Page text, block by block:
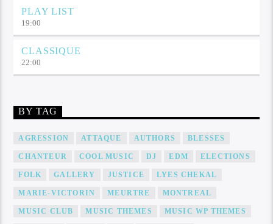
PLAY LIST
19:00
CLASSIQUE
22:00
BY TAG
AGRESSION ATTAQUE AUTHORS BLESSES
CHANTEUR COOL MUSIC DJ EDM ELECTIONS
FOLK GALLERY JUSTICE LYES CHEKAL
MARIE-VICTORIN MEURTRE MONTREAL
MUSIC CLUB MUSIC THEMES MUSIC WP THEMES